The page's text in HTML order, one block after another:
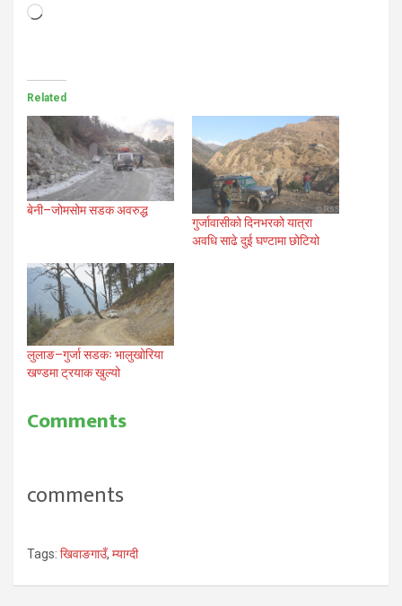
Loading…
Related
बेनी–जोमसोम सडक अवरुद्ध
गुर्जावासीको दिनभरको यात्रा
अवधि साढे दुई घण्टामा छोटियो
लुलाङ–गुर्जा सडकः भालुखोरिया
खण्डमा ट्रयाक खुल्यो
Comments
comments
Tags: खिवाङगाउँ, म्याग्दी